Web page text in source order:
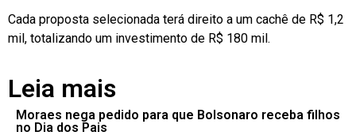
Cada proposta selecionada terá direito a um cachê de R$ 1,2
mil, totalizando um investimento de R$ 180 mil.
Leia mais
Moraes nega pedido para que Bolsonaro receba filhos
no Dia dos Pais